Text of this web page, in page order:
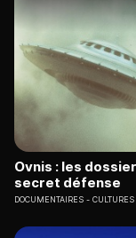
Ovnis : les
secret défense
DOCUMENTAIRES